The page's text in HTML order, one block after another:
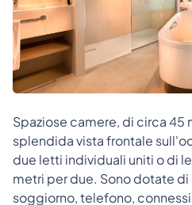
Spaziose camere, di circa 45
splendida vista frontale
due letti individuali uniti o di
metri per due. Sono dotate di
soggiorno, telefono,